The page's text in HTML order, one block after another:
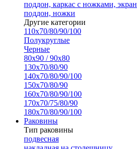
поддон, каркас с ножками, экран
поддон, ножки
Другие категории
110х70/80/90/100
Полукруглые
Черные
80х90 / 90х80
130х70/80/90
140х70/80/90/100
150х70/80/90
160х70/80/90/100
170х70/75/80/90
180х70/80/90/100
Раковины
Тип раковины
подвесная